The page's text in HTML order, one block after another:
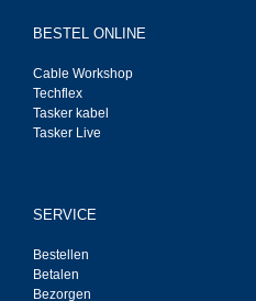
BESTEL ONLINE
Cable Workshop
Techflex
Tasker kabel
Tasker Live
SERVICE
Bestellen
Betalen
Bezorgen